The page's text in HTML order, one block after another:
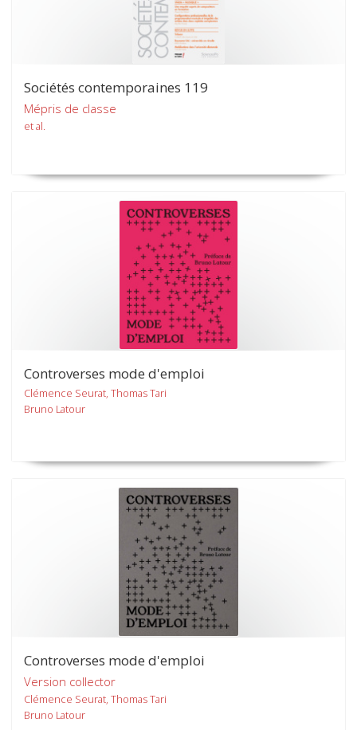
Sociétés contemporaines 119
Mépris de classe
et al.
Controverses mode d'emploi
Clémence Seurat, Thomas Tari
Bruno Latour
Controverses mode d'emploi
Version collector
Clémence Seurat, Thomas Tari
Bruno Latour